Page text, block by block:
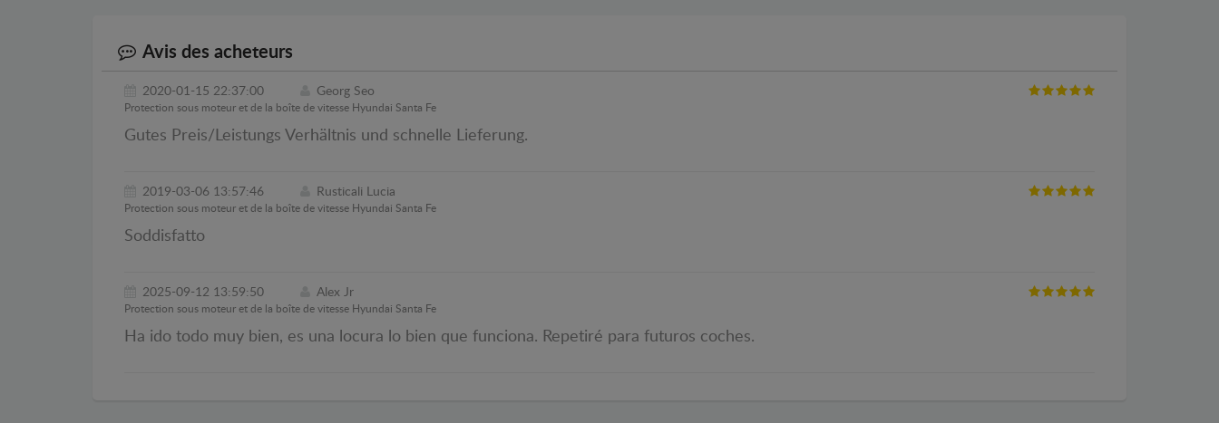
Avis des acheteurs
2020-01-15 22:37:00 Georg Seo
Protection sous moteur et de la boîte de vitesse Hyundai Santa Fe
Gutes Preis/Leistungs Verhältnis und schnelle Lieferung.
2019-03-06 13:57:46 Rusticali Lucia
Protection sous moteur et de la boîte de vitesse Hyundai Santa Fe
Soddisfatto
2025-09-12 13:59:50 Alex Jr
Protection sous moteur et de la boîte de vitesse Hyundai Santa Fe
Ha ido todo muy bien, es una locura lo bien que funciona. Repetiré para futuros coches.